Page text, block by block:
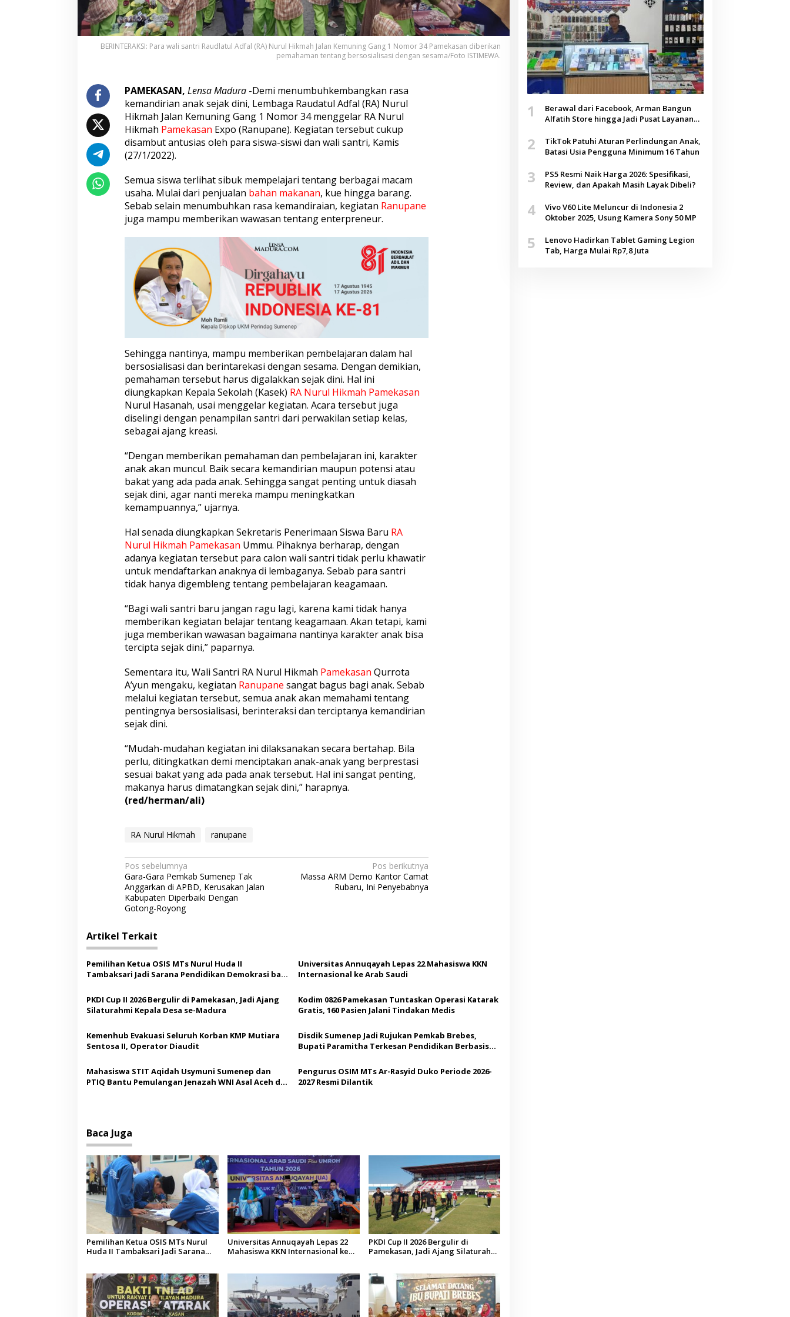
l
u
i
a
a
n
e
BERINTERAKSI: Para wali santri Raudlatul Adfal (RA) Nurul Hikmah Jalan Kemuning Gang 1 Nomor 34 Pamekasan diberikan
pemahaman tentang bersosialisasi dengan sesama/Foto ISTIMEWA.
PAMEKASAN, Lensa Madura -Demi menumbuhkembangkan rasa
kemandirian anak sejak dini, Lembaga Raudatul Adfal (RA) Nurul
Hikmah Jalan Kemuning Gang 1 Nomor 34 menggelar RA Nurul
Hikmah Pamekasan Expo (Ranupane). Kegiatan tersebut cukup
disambut antusias oleh para siswa-siswi dan wali santri, Kamis
(27/1/2022).
Semua siswa terlihat sibuk mempelajari tentang berbagai macam
usaha. Mulai dari penjualan bahan makanan, kue hingga barang.
Sebab selain menumbuhkan rasa kemandiraian, kegiatan Ranupane
juga mampu memberikan wawasan tentang enterpreneur.
Sehingga nantinya, mampu memberikan pembelajaran dalam hal
bersosialisasi dan berintarekasi dengan sesama. Dengan demikian,
pemahaman tersebut harus digalakkan sejak dini. Hal ini
diungkapkan Kepala Sekolah (Kasek) RA Nurul Hikmah Pamekasan
Nurul Hasanah, usai menggelar kegiatan. Acara tersebut juga
diselingi dengan penampilan santri dari perwakilan setiap kelas,
sebagai ajang kreasi.
“Dengan memberikan pemahaman dan pembelajaran ini, karakter
anak akan muncul. Baik secara kemandirian maupun potensi atau
bakat yang ada pada anak. Sehingga sangat penting untuk diasah
sejak dini, agar nanti mereka mampu meningkatkan
kemampuannya,” ujarnya.
Hal senada diungkapkan Sekretaris Penerimaan Siswa Baru RA
Nurul Hikmah Pamekasan Ummu. Pihaknya berharap, dengan
adanya kegiatan tersebut para calon wali santri tidak perlu khawatir
untuk mendaftarkan anaknya di lembaganya. Sebab para santri
tidak hanya digembleng tentang pembelajaran keagamaan.
“Bagi wali santri baru jangan ragu lagi, karena kami tidak hanya
memberikan kegiatan belajar tentang keagamaan. Akan tetapi, kami
juga memberikan wawasan bagaimana nantinya karakter anak bisa
tercipta sejak dini,” paparnya.
Sementara itu, Wali Santri RA Nurul Hikmah Pamekasan Qurrota
A’yun mengaku, kegiatan Ranupane sangat bagus bagi anak. Sebab
melalui kegiatan tersebut, semua anak akan memahami tentang
pentingnya bersosialisasi, berinteraksi dan terciptanya kemandirian
sejak dini.
“Mudah-mudahan kegiatan ini dilaksanakan secara bertahap. Bila
perlu, ditingkatkan demi menciptakan anak-anak yang berprestasi
sesuai bakat yang ada pada anak tersebut. Hal ini sangat penting,
makanya harus dimatangkan sejak dini,” harapnya.
(red/herman/ali)
RA Nurul Hikmah ranupane
N
a
v
i
g
a
s
i
p
o
s
Pos sebelumnya
Gara-Gara Pemkab Sumenep Tak
Anggarkan di APBD, Kerusakan Jalan
Kabupaten Diperbaiki Dengan
Gotong-Royong
Pos berikutnya
Massa ARM Demo Kantor Camat
Rubaru, Ini Penyebabnya
Artikel Terkait
Pemilihan Ketua OSIS MTs Nurul Huda II
Tambaksari Jadi Sarana Pendidikan Demokrasi bagi
Universitas Annuqayah Lepas 22 Mahasiswa KKN
Internasional ke Arab Saudi
PKDI Cup II 2026 Bergulir di Pamekasan, Jadi Ajang
Silaturahmi Kepala Desa se-Madura
Kodim 0826 Pamekasan Tuntaskan Operasi Katarak
Gratis, 160 Pasien Jalani Tindakan Medis
Kemenhub Evakuasi Seluruh Korban KMP Mutiara
Sentosa II, Operator Diaudit
Disdik Sumenep Jadi Rujukan Pemkab Brebes,
Bupati Paramitha Terkesan Pendidikan Berbasis
Mahasiswa STIT Aqidah Usymuni Sumenep dan
PTIQ Bantu Pemulangan Jenazah WNI Asal Aceh di
Pengurus OSIM MTs Ar-Rasyid Duko Periode 2026-
2027 Resmi Dilantik
Baca Juga
Pemilihan Ketua OSIS MTs Nurul
Huda II Tambaksari Jadi Sarana
Universitas Annuqayah Lepas 22
Mahasiswa KKN Internasional ke
PKDI Cup II 2026 Bergulir di
Pamekasan, Jadi Ajang Silaturahmi
1
Berawal dari Facebook, Arman Bangun
Alfatih Store hingga Jadi Pusat Layanan
2
TikTok Patuhi Aturan Perlindungan Anak,
Batasi Usia Pengguna Minimum 16 Tahun
3
PS5 Resmi Naik Harga 2026: Spesifikasi,
Review, dan Apakah Masih Layak Dibeli?
4
Vivo V60 Lite Meluncur di Indonesia 2
Oktober 2025, Usung Kamera Sony 50 MP
5
Lenovo Hadirkan Tablet Gaming Legion
Tab, Harga Mulai Rp7,8 Juta